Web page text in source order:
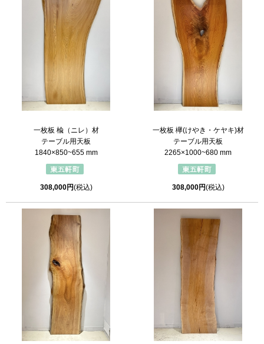
一枚板 楡（ニレ）材
テーブル用天板
1840×850~655 mm
308,000円(税込)
一枚板 欅(けやき・ケヤキ)材
テーブル用天板
2265×1000~680 mm
308,000円(税込)